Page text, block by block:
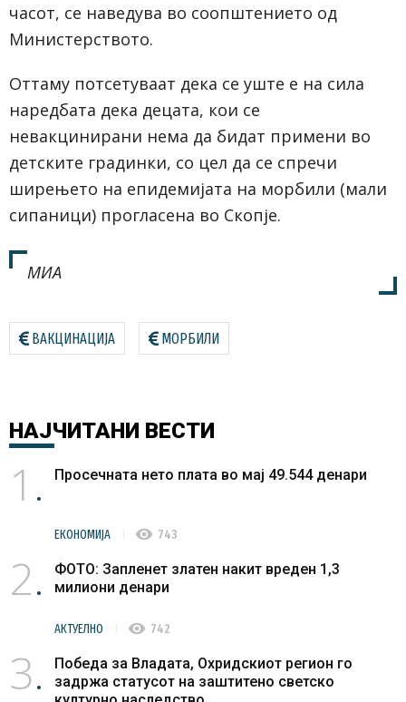
часот, се наведува во соопштението од
Министерството.
Оттаму потсетуваат дека се уште е на сила
наредбата дека децата, кои се
невакцинирани нема да бидат примени во
детските градинки, со цел да се спречи
ширењето на епидемијата на морбили (мали
сипаници) прогласена во Скопје.
МИА
ВАКЦИНАЦИЈА МОРБИЛИ
НАЈЧИТАНИ ВЕСТИ
1 Просечната нето плата во мај 49.544 денари
ЕКОНОМИЈА visibility 743
2
ФОТО: Запленет златен накит вреден 1,3
милиони денари
АКТУЕЛНО visibility 742
3
Победа за Владата, Охридскиот регион го
задржа статусот на заштитено светско